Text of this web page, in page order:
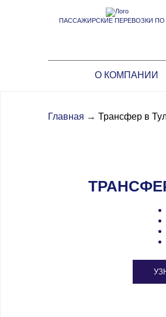
ПАССАЖИРСКИЕ ПЕРЕВОЗКИ ПО
О КОМПАНИИ
Главная → Трансфер в